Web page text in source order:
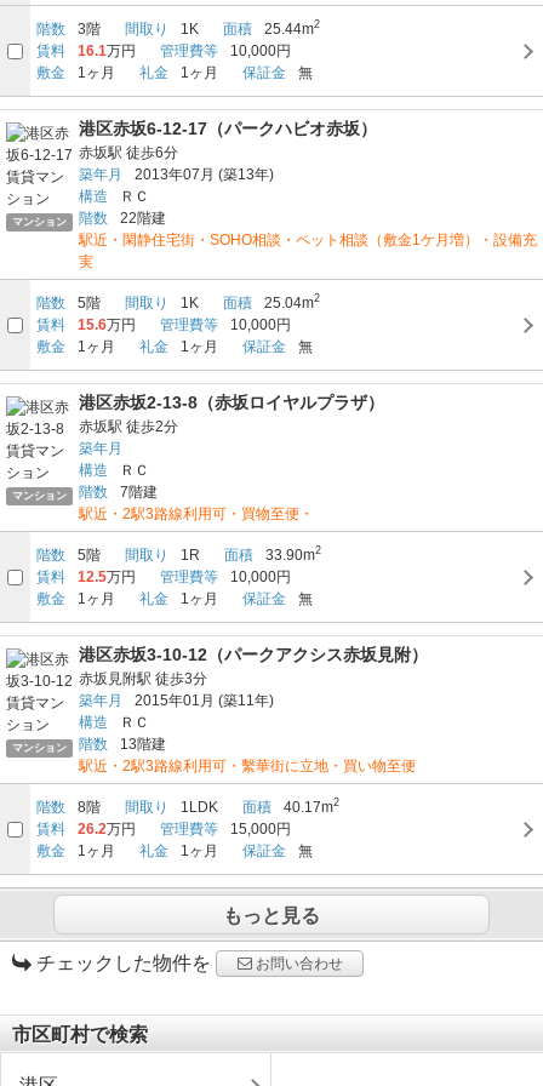
階数 3階 間取り 1K 面積 25.44m2
賃料 16.1万円 管理費等
10,000円
敷金
1ヶ月 礼金 1ヶ月 保証金 無
マンション
港区赤坂6-12-17（パークハビオ赤坂）
赤坂駅 徒歩6分
築年月
2013年07月 (築13年)
構造
ＲＣ
階数
22階建
駅近・閑静住宅街・SOHO相談・ペット相談（敷金1ケ月増）・設備充
実
階数 5階 間取り 1K 面積 25.04m2
賃料 15.6万円 管理費等
10,000円
敷金
1ヶ月 礼金 1ヶ月 保証金 無
マンション
港区赤坂2-13-8（赤坂ロイヤルプラザ）
赤坂駅 徒歩2分
築年月
構造
ＲＣ
階数
7階建
駅近・2駅3路線利用可・買物至便・
階数 5階 間取り 1R 面積 33.90m2
賃料 12.5万円 管理費等
10,000円
敷金
1ヶ月 礼金 1ヶ月 保証金 無
マンション
港区赤坂3-10-12（パークアクシス赤坂見附）
赤坂見附駅 徒歩3分
築年月
2015年01月 (築11年)
構造
ＲＣ
階数
13階建
駅近・2駅3路線利用可・繫華街に立地・買い物至便
階数 8階 間取り 1LDK 面積 40.17m2
賃料 26.2万円 管理費等
15,000円
敷金
1ヶ月 礼金 1ヶ月 保証金 無
もっと見る
チェックした物件を お問い合わせ
市区町村で検索